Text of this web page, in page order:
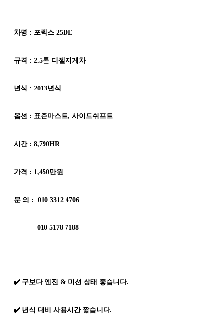
차명 : 포렉스 25DE
규격 : 2.5톤 디젤지게차
년식 : 2013년식
옵션 : 표준마스트, 사이드쉬프트
시간 : 8,790HR
가격 : 1,450만원
문 의 : 010 3312 4706
010 5178 7188
✔️ 구보다 엔진 & 미션 상태 좋습니다.
✔️ 년식 대비 사용시간 짧습니다.